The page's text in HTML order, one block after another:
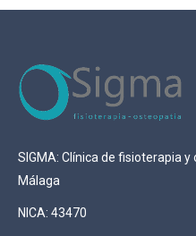
SIGMA: Clínica de fisioterapia
Málaga
NICA: 43470